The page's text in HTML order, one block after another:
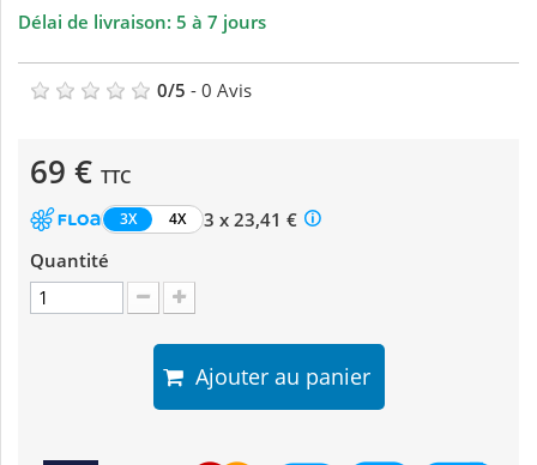
Délai de livraison: 5 à 7 jours
0/5 - 0 Avis
69 € TTC
3X 4X
3 x 23,41 €
Quantité
Ajouter au panier